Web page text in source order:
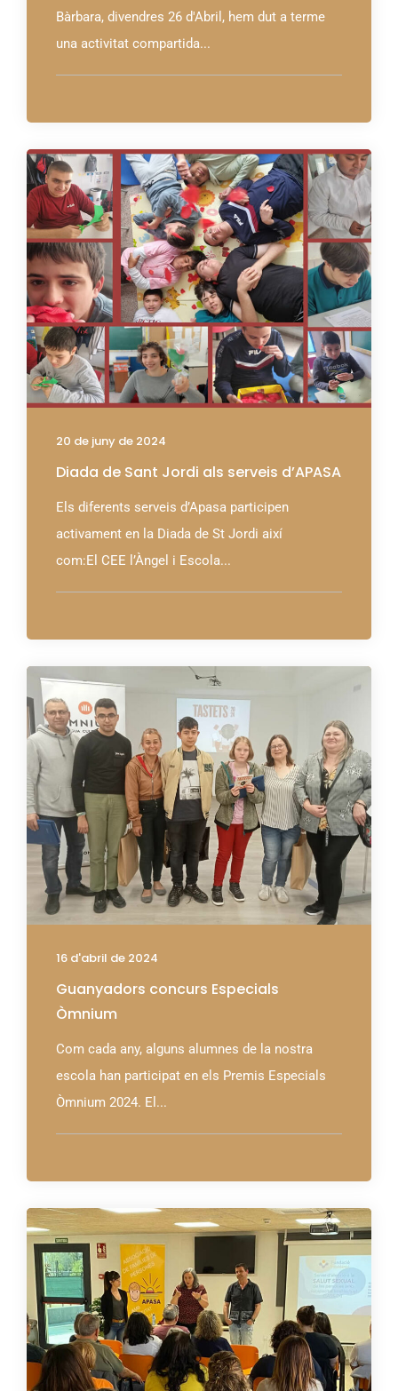
Bàrbara, divendres 26 d'Abril, hem dut a terme
una activitat compartida...
20 de juny de 2024
Diada de Sant Jordi als serveis d’APASA
Els diferents serveis d’Apasa participen
activament en la Diada de St Jordi així
com:El CEE l’Àngel i Escola...
16 d'abril de 2024
Guanyadors concurs Especials
Òmnium
Com cada any, alguns alumnes de la nostra
escola han participat en els Premis Especials
Òmnium 2024. El...